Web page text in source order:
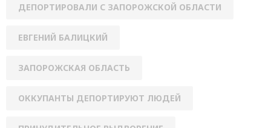
ДЕПОРТИРОВАЛИ С ЗАПОРОЖСКОЙ ОБЛАСТИ
ЕВГЕНИЙ БАЛИЦКИЙ
ЗАПОРОЖСКАЯ ОБЛАСТЬ
ОККУПАНТЫ ДЕПОРТИРУЮТ ЛЮДЕЙ